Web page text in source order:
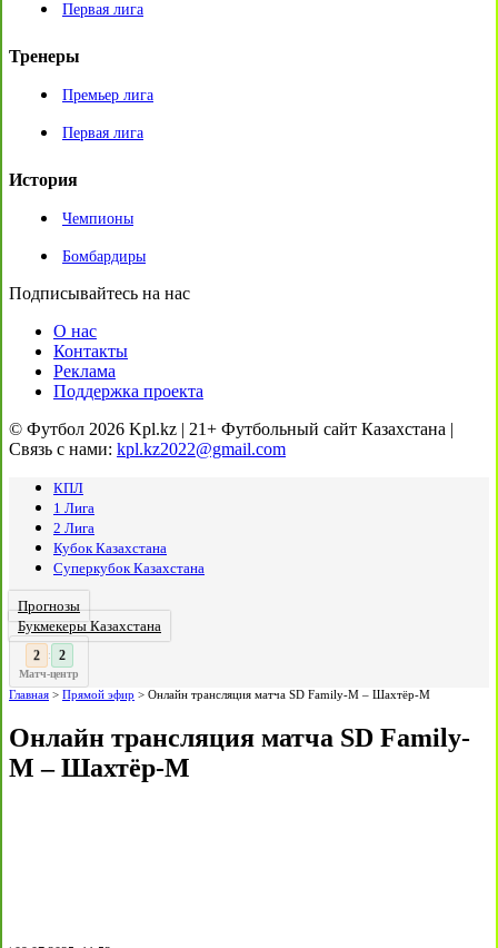
Первая лига
Тренеры
Премьер лига
Первая лига
История
Чемпионы
Бомбардиры
Подписывайтесь на нас
О нас
Контакты
Реклама
Поддержка проекта
© Футбол 2026 Kpl.kz | 21+ Футбольный сайт Казахстана |
Связь с нами: kpl.kz2022@gmail.com
КПЛ
1 Лига
2 Лига
Кубок Казахстана
Суперкубок Казахстана
Прогнозы
Букмекеры Казахстана
3 : 3
Матч-центр
Главная > Прямой эфир > Онлайн трансляция матча SD Family-М – Шахтёр-М
Онлайн трансляция матча SD Family-
М – Шахтёр-М